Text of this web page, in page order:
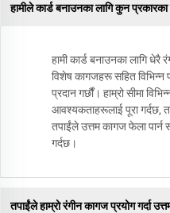
हामीले कार्ड बनाउनका लागि कुन
हामी कार्ड बनाउनका लागि
विशेष कागजहरू सहित विभिन्न
प्रदान गर्छौं। हाम्रो सीमा
आवश्यकताहरूलाई पूरा गर्दछ,
तपाईंले उत्तम कागज फेला
गर्दछ।
तपाईंले हाम्रो रंगीन कागज प्रयोग गर्दा